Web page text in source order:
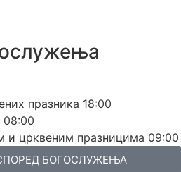
празника 18:00
08:00
и црквеним празницима 09:00
БОГОСЛУЖЕЊА